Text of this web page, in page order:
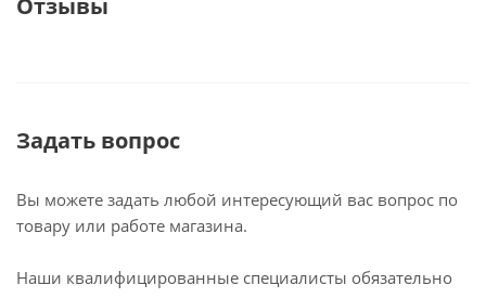
Отзывы
Задать вопрос
Вы можете задать любой интересующий вас вопрос по
товару или работе магазина.
Наши квалифицированные специалисты обязательно